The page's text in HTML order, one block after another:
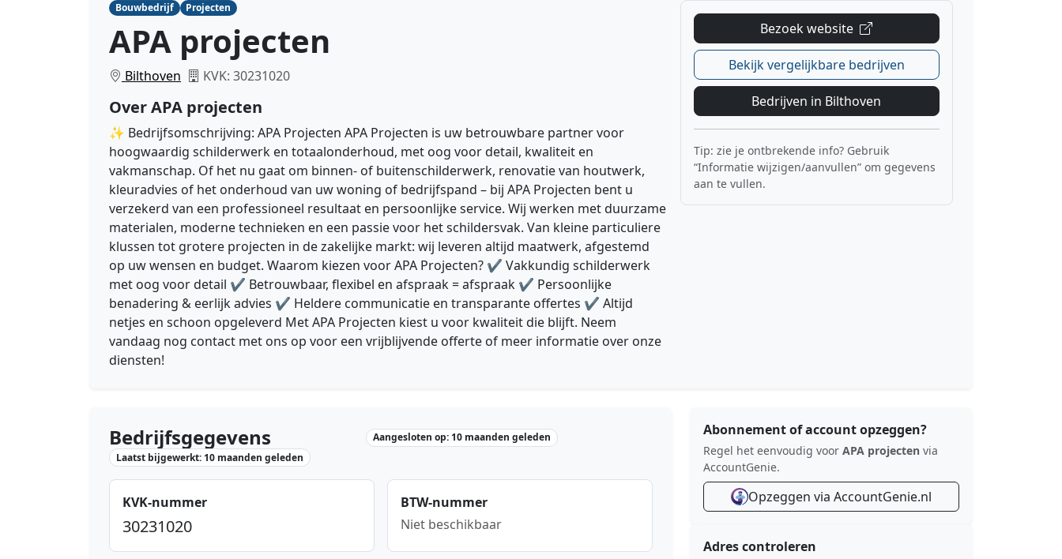
Bouwbedrijf Projecten
APA projecten
Bilthoven KVK: 30231020
Over APA projecten
✨ Bedrijfsomschrijving: APA Projecten APA Projecten is uw betrouwbare partner voor
hoogwaardig schilderwerk en totaalonderhoud, met oog voor detail, kwaliteit en
vakmanschap. Of het nu gaat om binnen- of buitenschilderwerk, renovatie van houtwerk,
kleuradvies of het onderhoud van uw woning of bedrijfspand – bij APA Projecten bent u
verzekerd van een professioneel resultaat en persoonlijke service. Wij werken met duurzame
materialen, moderne technieken en een passie voor het schildersvak. Van kleine particuliere
klussen tot grotere projecten in de zakelijke markt: wij leveren altijd maatwerk, afgestemd
op uw wensen en budget. Waarom kiezen voor APA Projecten? ✔ Vakkundig schilderwerk
met oog voor detail ✔ Betrouwbaar, flexibel en afspraak = afspraak ✔ Persoonlijke
benadering & eerlijk advies ✔ Heldere communicatie en transparante offertes ✔ Altijd
netjes en schoon opgeleverd Met APA Projecten kiest u voor kwaliteit die blijft. Neem
vandaag nog contact met ons op voor een vrijblijvende offerte of meer informatie over onze
diensten!
Bezoek website
Bekijk vergelijkbare bedrijven
Bedrijven in Bilthoven
Tip: zie je ontbrekende info? Gebruik
“Informatie wijzigen/aanvullen” om gegevens
aan te vullen.
Bedrijfsgegevens
Aangesloten op: 10 maanden geleden
Laatst bijgewerkt: 10 maanden geleden
KVK-nummer
30231020
BTW-nummer
Niet beschikbaar
Abonnement of account opzeggen?
Regel het eenvoudig voor APA projecten via
AccountGenie.
Opzeggen via AccountGenie.nl
Adres controleren